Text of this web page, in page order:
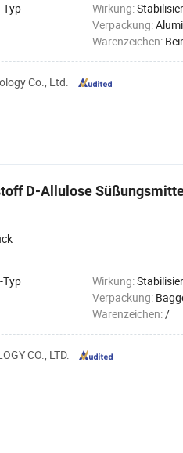
Typ Wirkung:
Verpackung:
Warenzeichen:
Co., Ltd.
D-Allulose
Typ Wirkung:
Verpackung:
Warenzeichen:/
CO., LTD.